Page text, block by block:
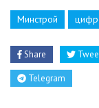
Минстрой
Share
Telegram